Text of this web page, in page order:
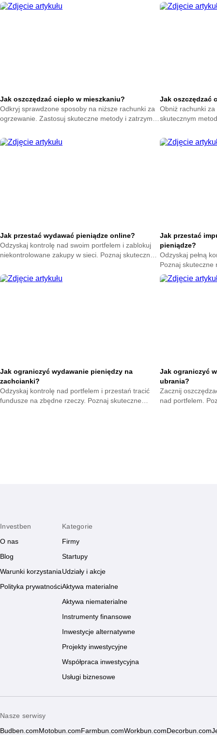
Jak oszczędzać ciepło w mieszkaniu?
Odkryj sprawdzone sposoby na niższe rachunki za
ogrzewanie. Zastosuj skuteczne metody i zatrzymaj
Jak oszczędzać
Obniż rachunki
skutecznym
oszczędzać już
Jak przestać wydawać pieniądze online?
Odzyskaj kontrolę nad swoim portfelem i zablokuj
niekontrolowane zakupy w sieci. Poznaj skuteczne
przycisku kup teraz.
Jak przestać
pieniądze?
Odzyskaj pełną
Poznaj skuteczne
nagłych
oszczędności już
Jak ograniczyć wydawanie pieniędzy na
zachcianki?
Odzyskaj kontrolę nad portfelem i przestań tracić
fundusze na zbędne rzeczy. Poznaj skuteczne
Jak ograniczyć
ubrania?
Zacznij
nad portfelem.
Investben
O nas
Blog
Warunki korzystania
Polityka prywatności
Kategorie
Firmy
Startupy
Udziały i akcje
Aktywa materialne
Aktywa niematerialne
Instrumenty finansowe
Inwestycje alternatywne
Projekty inwestycyjne
Współpraca inwestycyjna
Usługi biznesowe
Nasze serwisy
Budben.com Motobun.com Farmbun.comWorkbun.com Decorbun.com